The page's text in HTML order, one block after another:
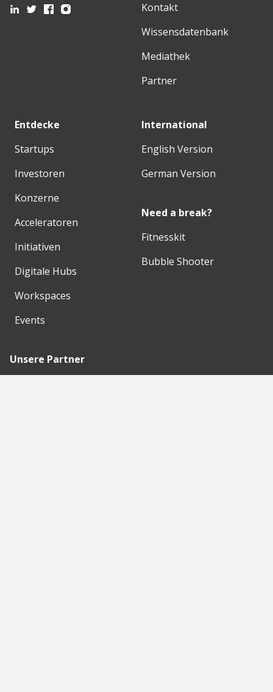
Kontakt
Wissensdatenbank
Mediathek
Partner
Entdecke
Startups
Investoren
Konzerne
Acceleratoren
Initiativen
Digitale Hubs
Workspaces
Events
International
English Version
German Version
Need a break?
Fitnesskit
Bubble Shooter
Unsere Partner